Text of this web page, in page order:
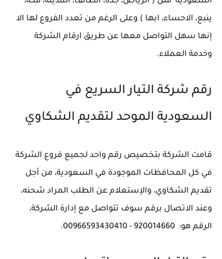
ينبع، الاحساء، ابها ) وعلى الرغم من تعدد الفروع لها الا
إنها سهل التواصل معها عن طريق ارقام الشركة
وخدمة العملاء.
رقم شركة التيار السريع في
السعودية الموحد لتقديم الشكاوي
قامت الشركة بتخصيص رقم واحد لجميع فروع الشركة
في كل المحافظات الموجودة في السعودية، من أجل
تقديم الشكاوي، والإستعلام عن الطلب المراد شحنه،
وعند الاتصال برقم سوف تتواصل مع إدارة الشركة،
الرقم هو: 920014660 - 00966593430410.